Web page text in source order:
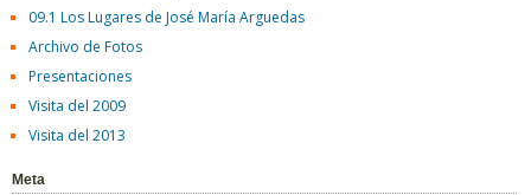
09.1 Los Lugares de José María Arguedas
Archivo de Fotos
Presentaciones
Visita del 2009
Visita del 2013
Meta